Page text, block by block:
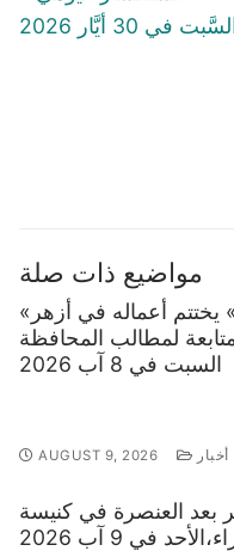
post:
في 30 أيَّار 2026
مواضيع ذات صلة
«الملتقى البقاعي للإنماء والانتماء» يختتم أعماله في أزهر
السبت في 8 آب 2026
AUGUST 9, 2026 أخبار
بعد العنصرة في كنيسة